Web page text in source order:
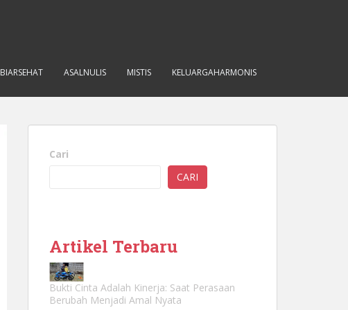
BIARSEHAT ASALNULIS MISTIS KELUARGAHARMONIS
Cari
CARI
Artikel Terbaru
Bukti Cinta Adalah Kinerja: Saat Perasaan
Berubah Menjadi Amal Nyata